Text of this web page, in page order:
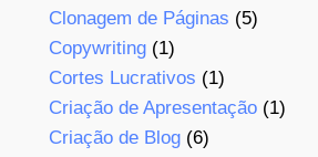
Clonagem de Páginas (5)
Copywriting (1)
Cortes Lucrativos (1)
Criação de Apresentação (1)
Criação de Blog (6)